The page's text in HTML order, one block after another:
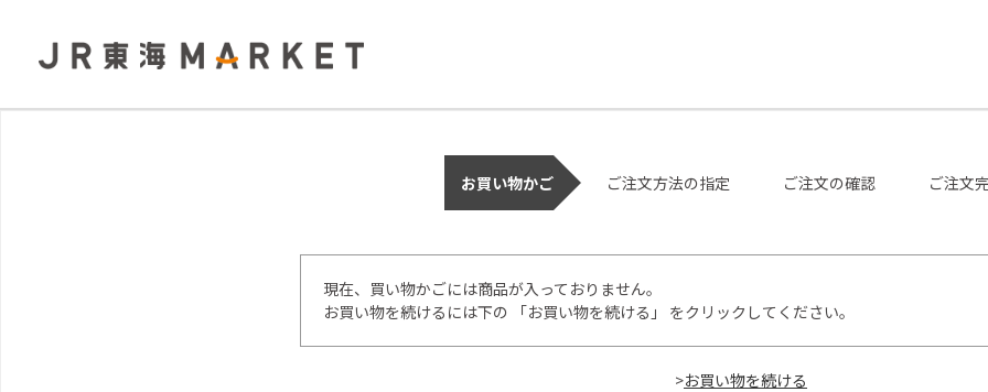
お買い物かご ご注文方法の指定 ご注文の確認 ご注文
現在、買い物かごには商品が入っておりません。
お買い物を続けるには下の 「お買い物を続ける」 をクリックしてください。
>